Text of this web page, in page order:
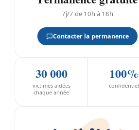
7j/7 de 10h à 18h
Contacter la permanence
30 000
victimes aidées
chaque année
100%
confidentiel